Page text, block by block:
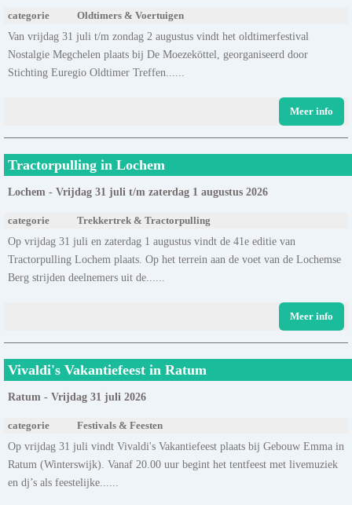
categorie Oldtimers & Voertuigen
Van vrijdag 31 juli t/m zondag 2 augustus vindt het oldtimerfestival
Nostalgie Megchelen plaats bij De Moezeköttel, georganiseerd door
Stichting Euregio Oldtimer Treffen......
Meer info
Tractorpulling in Lochem
Lochem - Vrijdag 31 juli t/m zaterdag 1 augustus 2026
categorie Trekkertrek & Tractorpulling
Op vrijdag 31 juli en zaterdag 1 augustus vindt de 41e editie van
Tractorpulling Lochem plaats. Op het terrein aan de voet van de Lochemse
Berg strijden deelnemers uit de......
Meer info
Vivaldi's Vakantiefeest in Ratum
Ratum - Vrijdag 31 juli 2026
categorie Festivals & Feesten
Op vrijdag 31 juli vindt Vivaldi's Vakantiefeest plaats bij Gebouw Emma in
Ratum (Winterswijk). Vanaf 20.00 uur begint het tentfeest met livemuziek
en dj’s als feestelijke......